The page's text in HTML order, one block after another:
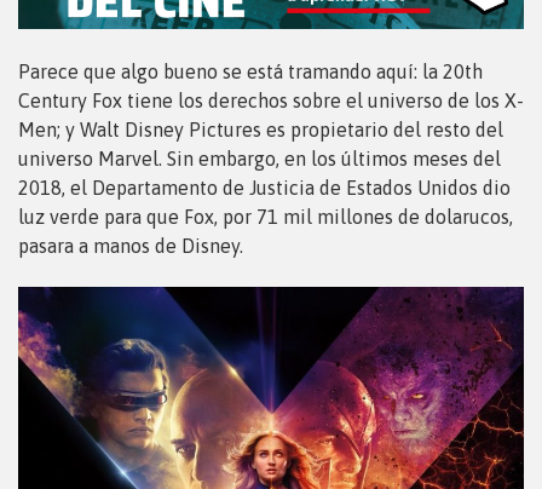
Parece que algo bueno se está tramando aquí: la 20th
Century Fox tiene los derechos sobre el universo de los X-
Men; y Walt Disney Pictures es propietario del resto del
universo Marvel. Sin embargo, en los últimos meses del
2018, el Departamento de Justicia de Estados Unidos dio
luz verde para que Fox, por 71 mil millones de dolarucos,
pasara a manos de Disney.